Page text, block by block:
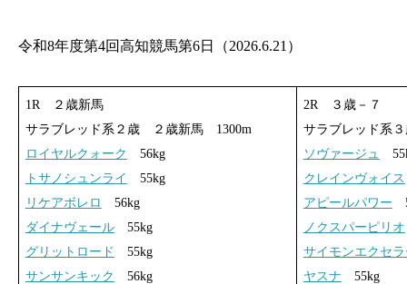
令和8年度第4回高知競馬第6日（2026.6.21）
1R ２歳新馬
サラブレッド系２歳 ２歳新馬 1300m
ロイヤルクォーク
56kg
トサノシュンライ
55kg
リケアボレロ
56kg
ダイナヴェール55kg
グリットロード
55kg
サンサンキック
56kg
2R ３歳－７
サラブレッド系
ソヴァージュ
クレインヴォイス
アピールパワー
ノクスパーピリオ
サイモンエクセ
ヤスナ 55kg